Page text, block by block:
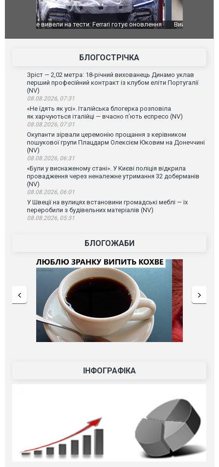
Вийшов трейлер нової екранізації легендарного
БЛОГОСТРІЧКА
Зріст — 2,02 метра: 18-річний вихованець Динамо уклав
перший професійний контракт із клубом еліти Португалії
(NV)
08.08.2026, 07:31
«Не їдять як усі». Італійська блогерка розповіла
як харчуються італійці — вчасно п’ють еспресо (NV)
08.08.2026, 07:01
Окупанти зірвали церемонію прощання з керівником
пошукової групи Плацдарм Олексієм Юковим на Донеччині
(NV)
08.08.2026, 06:31
«Були у виснаженому стані». У Києві поліція відкрила
провадження через неналежне утримання 32 доберманів
(NV)
08.08.2026, 06:01
У Швеції на вулицях встановини громадські меблі — їх
переробили з будівельних матеріалів (NV)
08.08.2026, 05:31
БЛОГОЖАБИ
ІНФОГРАФІКА